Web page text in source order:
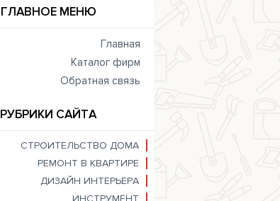
ГЛАВНОЕ МЕНЮ
Главная
Каталог фирм
Обратная связь
РУБРИКИ САЙТА
СТРОИТЕЛЬСТВО ДОМА
РЕМОНТ В КВАРТИРЕ
ДИЗАЙН ИНТЕРЬЕРА